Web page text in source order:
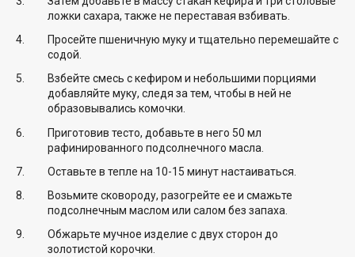
ложки сахара, также не переставая взбивать.
Просейте пшеничную муку и тщательно перемешайте с
содой.
Взбейте смесь с кефиром и небольшими порциями
добавляйте муку, следя за тем, чтобы в ней не
образовывались комочки.
Приготовив тесто, добавьте в него 50 мл
рафинированного подсолнечного масла.
Оставьте в тепле на 10-15 минут настаиваться.
Возьмите сковороду, разогрейте ее и смажьте
подсолнечным маслом или салом без запаха.
Обжарьте мучное изделие с двух сторон до
золотистой корочки.